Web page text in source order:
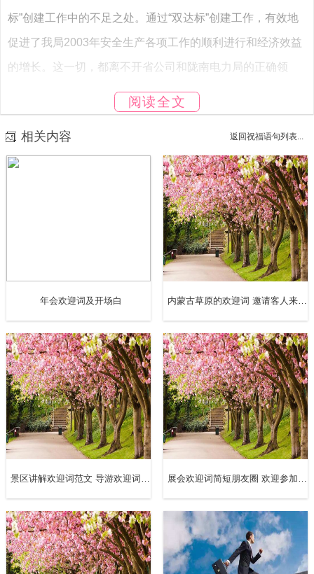
标”创建工作中的不足之处。通过“双达标”创建工作，有效地
促进了我局2003年安全生产各项工作的顺利进行和经济效益
的增长。这一切，都离不开省公司和陇南电力局的正确领
导，我们在此表示衷心的感谢。
动力量，使我局的安全生产和文明生产更加科学、规范、标
准。作为创建单位，我们的工作还有很多问题，离上级要求
和省颁《标准》还有很大的差距，我们真诚的欢迎各位领
导、专家对我们的工作给予批评指正，提出宝贵意见。我们
将认真贯彻落实，深入整改，不断完善，使我局的安全文明
生产工作更上一个新台阶。
最后，祝各位领导和武都之行一帆风顺、万事如意！
谢谢大家。
接待欢迎词
尊敬的各位领导、专家、同仁、朋友们：
大家下午好！
盛夏6月，暖意融融，非常高兴迎来了各位领导、专家在百
忙之中莅临美丽的xx，美丽的xx风电场检查指导工作。各位
领导、专家的到来不仅是对我们工作的检查指导，更是给我
阅读全文
相关内容 返回祝福语句列表...
年会欢迎词及开场白